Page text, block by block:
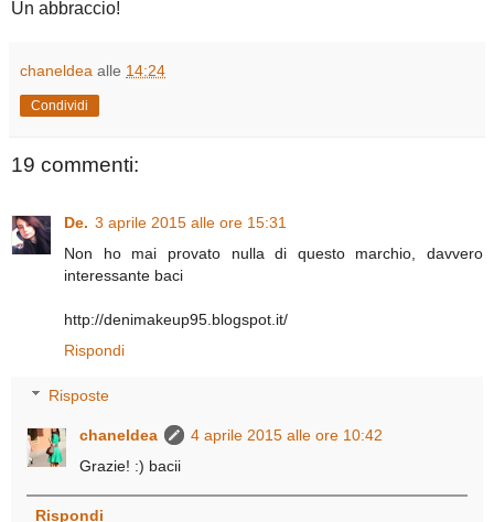
Un abbraccio!
chaneldea alle 14:24
Condividi
19 commenti:
De. 3 aprile 2015 alle ore 15:31
Non ho mai provato nulla di questo marchio, davvero
interessante baci
http://denimakeup95.blogspot.it/
Rispondi
Risposte
chaneldea
4 aprile 2015 alle ore 10:42
Grazie! :) bacii
Rispondi